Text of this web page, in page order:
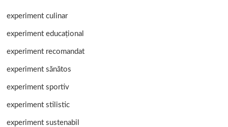
experiment culinar
experiment educațional
experiment recomandat
experiment sănătos
experiment sportiv
experiment stilistic
experiment sustenabil